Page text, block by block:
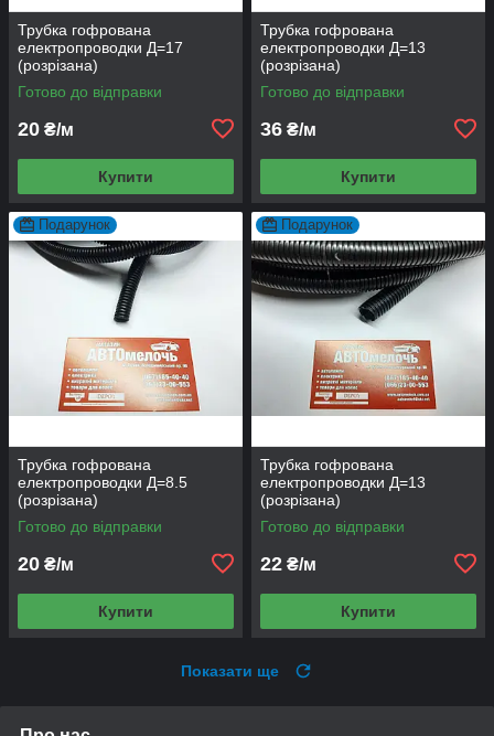
Трубка гофрована
електропроводки Д=17
(розрізана)
Готово до відправки
20 ₴/м
Купити
Трубка гофрована
електропроводки Д=13
(розрізана)
Готово до відправки
36 ₴/м
Купити
Подарунок
Трубка гофрована
електропроводки Д=8.5
(розрізана)
Готово до відправки
20 ₴/м
Купити
Подарунок
Трубка гофрована
електропроводки Д=13
(розрізана)
Готово до відправки
22 ₴/м
Купити
Показати ще